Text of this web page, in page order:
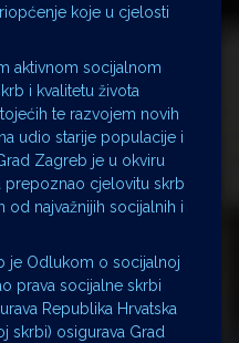
koje u cjelosti
aktivnom socijalnom
i kvalitetu života
te razvojem novih
udio starije populacije i
Zagreb je u okviru
prepoznao cjelovitu skrb
od najvažnijih socijalnih i
je Odlukom o socijalnoj
prava socijalne skrbi
Republika Hrvatska
skrbi) osigurava Grad